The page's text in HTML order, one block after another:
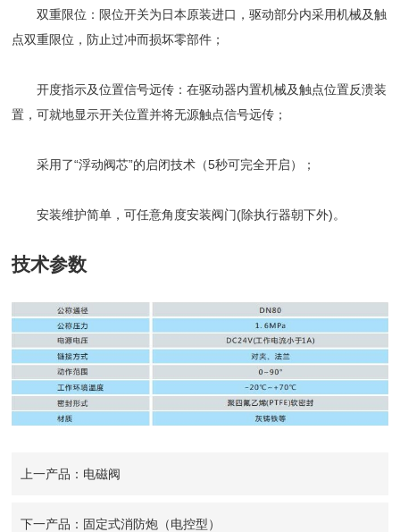
双重限位：限位开关为日本原装进口，驱动部分内采用机械及触
点双重限位，防止过冲而损坏零部件；
开度指示及位置信号远传：在驱动器内置机械及触点位置反溃装
置，可就地显示开关位置并将无源触点信号远传；
采用了“浮动阀芯”的启闭技术（5秒可完全开启）；
安装维护简单，可任意角度安装阀门(除执行器朝下外)。
技术参数
上一产品：电磁阀
下一产品：固定式消防炮（电控型）